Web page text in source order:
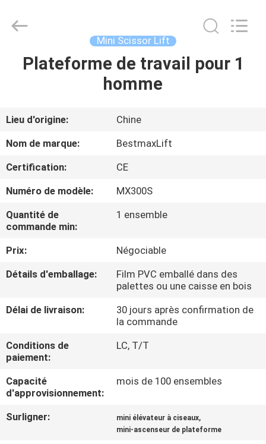
PRODUITS
PROPOS
DE
VISITE
L'USINE
CONTRÔLE
DE
LA
QUALITÉ
MACHINERY
Reserved.
Mini Scissor Lift
Plateforme de travail pour 1
homme
Lieu d'origine:
Chine
Nom de marque:
BestmaxLift
Certification:
CE
Numéro de modèle:
MX300S
Quantité de
commande min:
1 ensemble
Prix:
Négociable
Détails d'emballage:
Film PVC emballé dans des
palettes ou une caisse en bois
Délai de livraison:
30 jours après confirmation de
la commande
Conditions de
paiement:
LC, T/T
Capacité
d'approvisionnement:
mois de 100 ensembles
Surligner: mini élévateur à ciseaux,
mini-ascenseur de plateforme